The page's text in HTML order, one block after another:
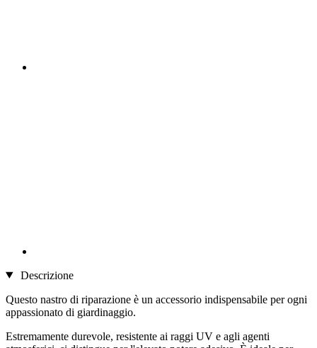
Descrizione
Questo nastro di riparazione è un accessorio indispensabile per ogni
appassionato di giardinaggio.
Estremamente durevole, resistente ai raggi UV e agli agenti